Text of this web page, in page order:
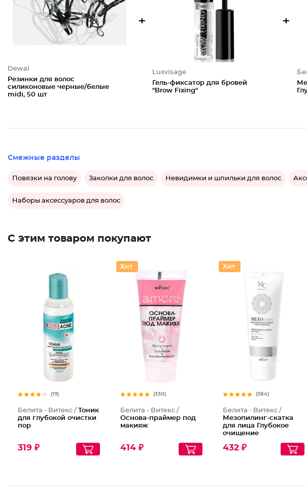
Dewal
Резинки для волос
силиконовые черные/белые
midi, 50 шт
+
Luxvisage
Гель-фиксатор для бровей
"Brow Fixing"
+
Смежные разделы
Повязки на голову Заколки для волос Невидимки и шпильки для волос
Наборы аксессуаров для волос
С этим товаром покупают
(19)
Белита - Витекс / Тоник
для глубокой очистки
пор
319 ₽
(330)
Белита - Витекс /
Основа-праймер под
макияж
414 ₽
(384)
Белита - Витекс /
Мезопилинг-скатка
для лица Глубокое
очищение
432 ₽